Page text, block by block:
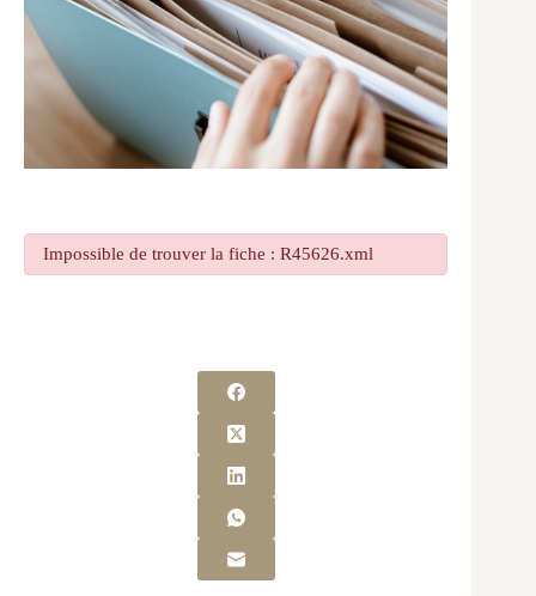
Impossible de trouver la fiche : R45626.xml